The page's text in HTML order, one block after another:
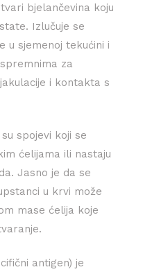
bjelančevina koju
Izlučuje se
u sjemenoj tekućini i
za
i kontakta s
spojevi koji se
ćelijama ili nastaju
Jasno je da se
u krvi može
mase ćelija koje
antigen) je